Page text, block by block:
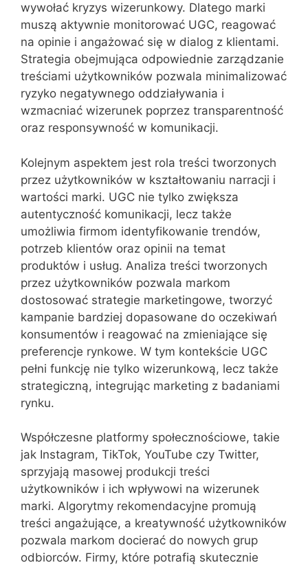
wywołać kryzys wizerunkowy. Dlatego marki
muszą aktywnie monitorować UGC, reagować
na opinie i angażować się w dialog z klientami.
Strategia obejmująca odpowiednie zarządzanie
treściami użytkowników pozwala minimalizować
ryzyko negatywnego oddziaływania i
wzmacniać wizerunek poprzez transparentność
oraz responsywność w komunikacji.
Kolejnym aspektem jest rola treści tworzonych
przez użytkowników w kształtowaniu narracji i
wartości marki. UGC nie tylko zwiększa
autentyczność komunikacji, lecz także
umożliwia firmom identyfikowanie trendów,
potrzeb klientów oraz opinii na temat
produktów i usług. Analiza treści tworzonych
przez użytkowników pozwala markom
dostosować strategie marketingowe, tworzyć
kampanie bardziej dopasowane do oczekiwań
konsumentów i reagować na zmieniające się
preferencje rynkowe. W tym kontekście UGC
pełni funkcję nie tylko wizerunkową, lecz także
strategiczną, integrując marketing z badaniami
rynku.
Współczesne platformy społecznościowe, takie
jak Instagram, TikTok, YouTube czy Twitter,
sprzyjają masowej produkcji treści
użytkowników i ich wpływowi na wizerunek
marki. Algorytmy rekomendacyjne promują
treści angażujące, a kreatywność użytkowników
pozwala markom docierać do nowych grup
odbiorców. Firmy, które potrafią skutecznie